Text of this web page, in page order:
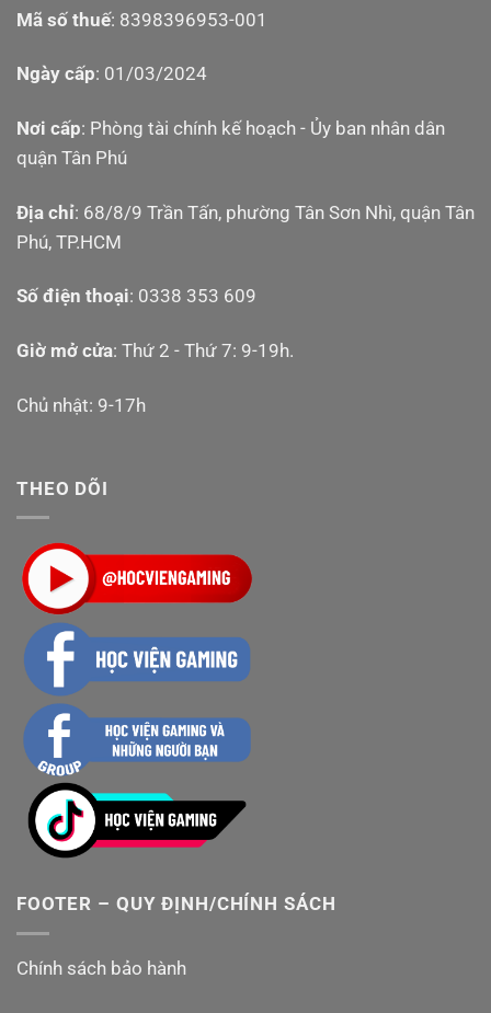
Mã số thuế: 8398396953-001
Ngày cấp: 01/03/2024
Nơi cấp: Phòng tài chính kế hoạch - Ủy ban nhân dân
quận Tân Phú
Địa chỉ: 68/8/9 Trần Tấn, phường Tân Sơn Nhì, quận Tân
Phú, TP.HCM
Số điện thoại: 0338 353 609
Giờ mở cửa: Thứ 2 - Thứ 7: 9-19h.
Chủ nhật: 9-17h
THEO DÕI
FOOTER – QUY ĐỊNH/CHÍNH SÁCH
Chính sách bảo hành